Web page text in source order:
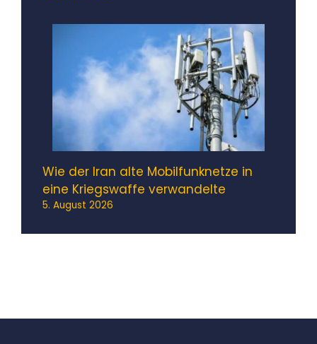
Wie der Iran alte Mobilfunknetze in
eine Kriegswaffe verwandelte
5. August 2026